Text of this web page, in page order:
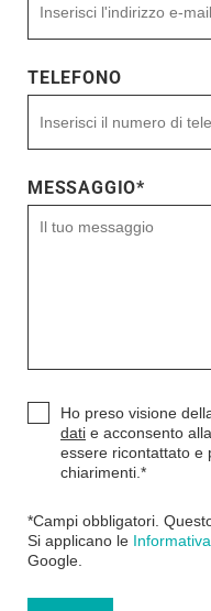
TELEFONO
MESSAGGIO*
Ho preso visione
dati e acconsento
essere ricontattato e
chiarimenti. *
*Campi obbligatori.
Si applicano le
Google.